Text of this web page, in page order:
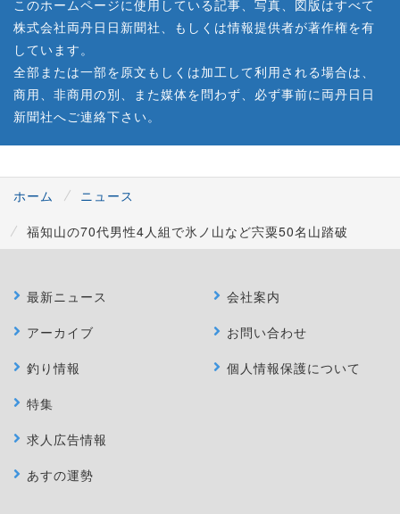
このホームページに使用している記事、写真、図版はすべて
株式会社両丹日日新聞社、もしくは情報提供者が著作権を有
しています。
全部または一部を原文もしくは加工して利用される場合は、
商用、非商用の別、また媒体を問わず、必ず事前に両丹日日
新聞社へご連絡下さい。
ホーム
ニュース
福知山の70代男性4人組で氷ノ山など宍粟50名山踏破
最新ニュース
アーカイブ
釣り情報
特集
求人広告情報
あすの運勢
会社案内
お問い合わせ
個人情報保護について